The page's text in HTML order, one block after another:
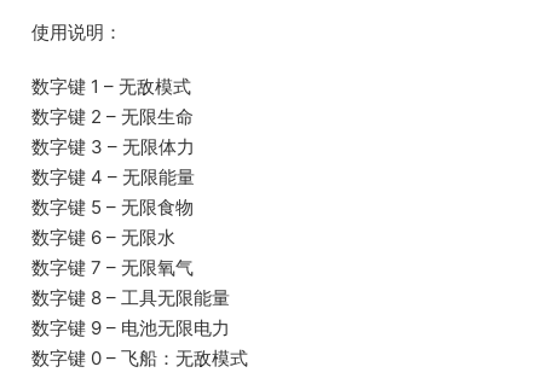
使用说明：
数字键 1 – 无敌模式
数字键 2 – 无限生命
数字键 3 – 无限体力
数字键 4 – 无限能量
数字键 5 – 无限食物
数字键 6 – 无限水
数字键 7 – 无限氧气
数字键 8 – 工具无限能量
数字键 9 – 电池无限电力
数字键 0 – 飞船：无敌模式